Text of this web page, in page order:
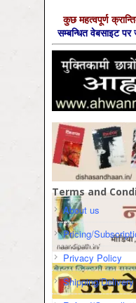
कुछ महत्‍वपूर्ण
सम्‍बन्धित वेबसाइट
Terms and
About us
Pricing/
Privacy Policy
Shipping/